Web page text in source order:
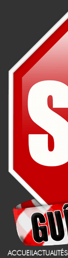
ACCUEILACTUALITÉS